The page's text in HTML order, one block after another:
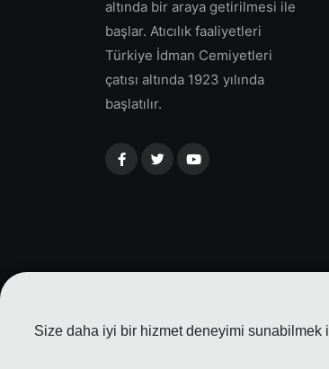
Size daha iyi bir hizmet deneyimi sunabilmek
altında bir araya getirilmesi ile
başlar. Atıcılık faaliyetleri
Türkiye İdman Cemiyetleri
çatısı altında 1923 yılında
başlatılır.